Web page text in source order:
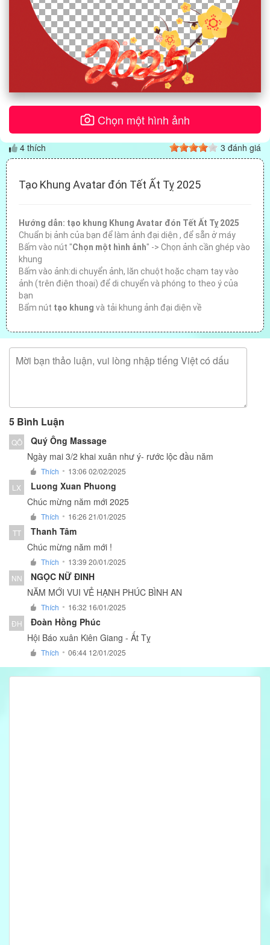
Chọn một hình ảnh
3 đánh giá
4 thích
Tạo Khung Avatar đón Tết Ất Tỵ 2025
Hướng dẫn: tạo khung Khung Avatar đón Tết Ất Tỵ 2025
Chuẩn bị ảnh của bạn để làm ảnh đại diện , để sẵn ở máy
Bấm vào nút "Chọn một hình ảnh" -> Chọn ảnh cần ghép vào
khung
Bấm vào ảnh:di chuyển ảnh, lăn chuột hoặc chạm tay vào
ảnh (trên điện thoại) để di chuyển và phóng to theo ý của
bạn
Bẩm nút tạo khung và tải khung ảnh đại diện về
5 Bình Luận
QÔ
Quý Ông Massage
Ngày mai 3/2 khai xuân như ý- rước lộc đầu năm
Thích ●
13:06 02/02/2025
LX
Luong Xuan Phuong
Chúc mừng năm mới 2025
Thích ●
16:26 21/01/2025
TT
Thanh Tâm
Chúc mừng năm mới !
Thích ●
13:39 20/01/2025
NN
NGỌC NỮ ĐINH
NĂM MỚI VUI VẺ HẠNH PHÚC BÌNH AN
Thích ●
16:32 16/01/2025
ĐH
Đoàn Hồng Phúc
Hội Báo xuân Kiên Giang - Ất Tỵ
Thích ● 06:44 12/01/2025